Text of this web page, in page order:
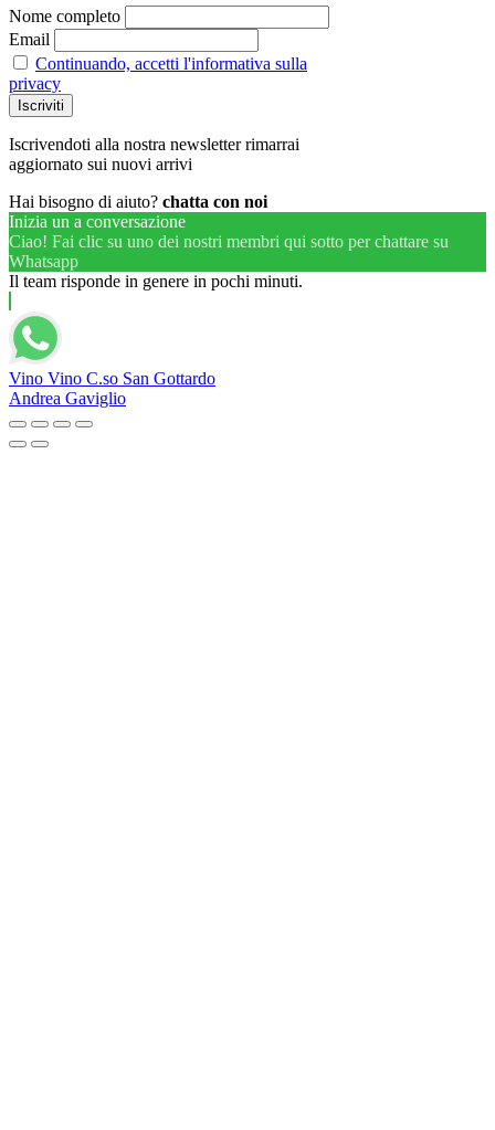
Nome completo
Email
Continuando, accetti l'informativa sulla
privacy
Iscrivendoti alla nostra newsletter rimarrai
aggiornato sui nuovi arrivi
Hai bisogno di aiuto? chatta con noi
Inizia un a conversazione
Ciao! Fai clic su uno dei nostri membri qui sotto per chattare su
Whatsapp
Il team risponde in genere in pochi minuti.
Vino Vino C.so San Gottardo
Andrea Gaviglio